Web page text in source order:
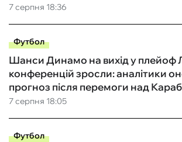
7 серпня 18:36
Футбол
7 серпня 18:05
Шанси Динамо на вихід у плейоф
конференцій зросли: аналітики
прогноз після перемоги над
Футбол